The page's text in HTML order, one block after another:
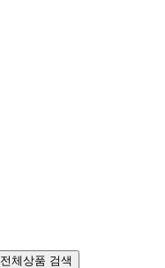
전체상품 검색